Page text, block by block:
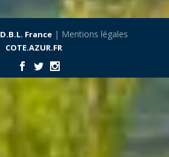
D.B.L. France| Mentions légales
COTE.AZUR.FR